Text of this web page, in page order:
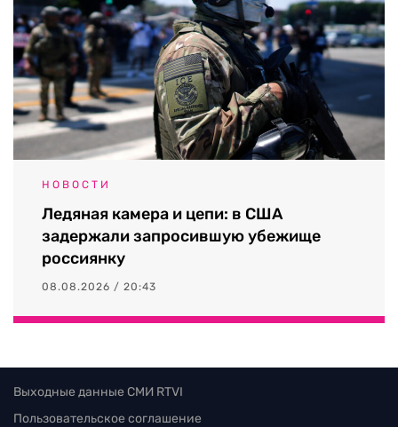
НОВОСТИ
Ледяная камера и цепи: в США
задержали запросившую убежище
россиянку
08.08.2026 / 20:43
Выходные данные СМИ RTVI
Пользовательское соглашение